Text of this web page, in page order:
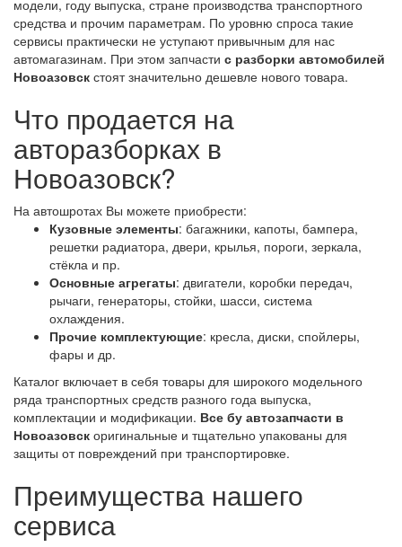
модели, году выпуска, стране производства транспортного
средства и прочим параметрам. По уровню спроса такие
сервисы практически не уступают привычным для нас
автомагазинам. При этом запчасти с разборки автомобилей
Новоазовск стоят значительно дешевле нового товара.
Что продается на
авторазборках в
Новоазовск?
На автошротах Вы можете приобрести:
Кузовные элементы: багажники, капоты, бампера,
решетки радиатора, двери, крылья, пороги, зеркала,
стёкла и пр.
Основные агрегаты: двигатели, коробки передач,
рычаги, генераторы, стойки, шасси, система
охлаждения.
Прочие комплектующие: кресла, диски, спойлеры,
фары и др.
Каталог включает в себя товары для широкого модельного
ряда транспортных средств разного года выпуска,
комплектации и модификации. Все бу автозапчасти в
Новоазовск оригинальные и тщательно упакованы для
защиты от повреждений при транспортировке.
Преимущества нашего
сервиса